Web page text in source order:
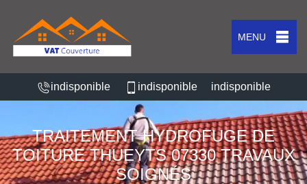
MENU
indisponible indisponible indisponible
TRAITEMENT HYDROFUGE DE
TOITURE THUEYTS 07330 TRAVAUX
SOIGNÉS